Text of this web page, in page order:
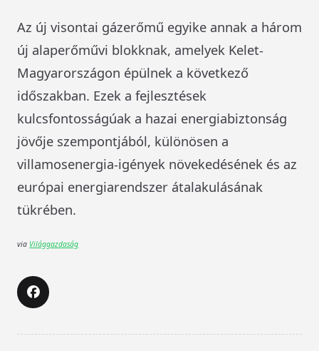
Az új visontai gázerőmű egyike annak a három
új alaperőművi blokknak, amelyek Kelet-
Magyarországon épülnek a következő
időszakban. Ezek a fejlesztések
kulcsfontosságúak a hazai energiabiztonság
jövője szempontjából, különösen a
villamosenergia-igények növekedésének és az
európai energiarendszer átalakulásának
tükrében.
via Világgazdaság